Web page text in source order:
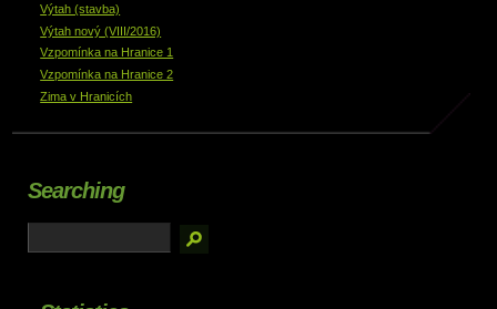
Výtah (stavba)
Výtah nový (VIII/2016)
Vzpomínka na Hranice 1
Vzpomínka na Hranice 2
Zima v Hranicích
Searching